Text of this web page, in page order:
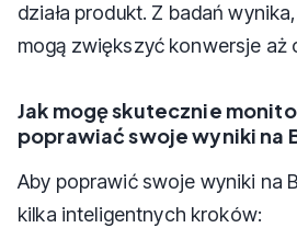
działa produkt. Z badań
mogą zwiększyć konwersje aż
Jak mogę skutecznie
poprawiać swoje wyniki na
Aby poprawić swoje wyniki na
kilka inteligentnych kroków: